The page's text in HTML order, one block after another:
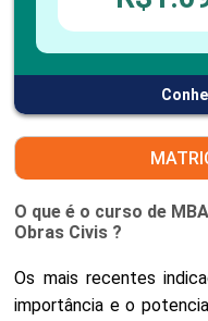
O que é o curso de
Obras Civis ?
Os mais recentes
importância e o